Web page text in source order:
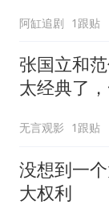
阿缸追剧 1跟贴
张国立和
太经典了
无言观影 1跟贴
没想到一
大权利